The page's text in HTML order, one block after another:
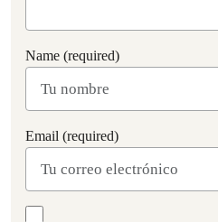
Name (required)
Email (required)